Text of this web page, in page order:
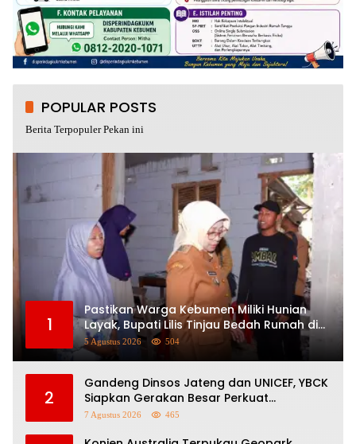
POPULAR POSTS
Berita Terpopuler Pekan ini
1
Pastikan Warga Kebumen Miliki Hunian
Layak, Bupati Lilis Tinjau Bedah Rumah di
Tiga Lokasi
5 Agustus 2026 504
2
Gandeng Dinsos Jateng dan UNICEF, YBCK
Siapkan Gerakan Besar Perkuat
Pengasuhan Anak dan Ketahanan
7 Agustus 2026 465